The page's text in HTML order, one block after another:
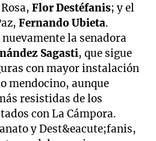
Flor Destéfanis; y el
Fernando Ubieta.
nuevamente la senadora
Sagasti, que sigue
con mayor instalación
mendocino, aunque
resistidas de los
con La Cámpora.